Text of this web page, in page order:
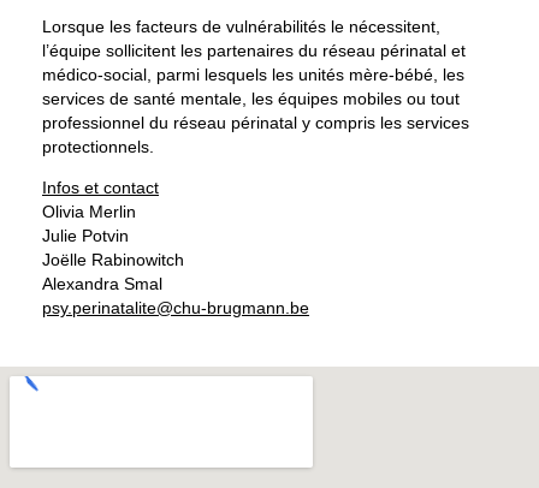
Lorsque les facteurs de vulnérabilités le nécessitent,
l’équipe sollicitent les partenaires du réseau périnatal et
médico-social, parmi lesquels les unités mère-bébé, les
services de santé mentale, les équipes mobiles ou tout
professionnel du réseau périnatal y compris les services
protectionnels.
Infos et contact
Olivia Merlin
Julie Potvin
Joëlle Rabinowitch
Alexandra Smal
psy.perinatalite@chu-brugmann.be